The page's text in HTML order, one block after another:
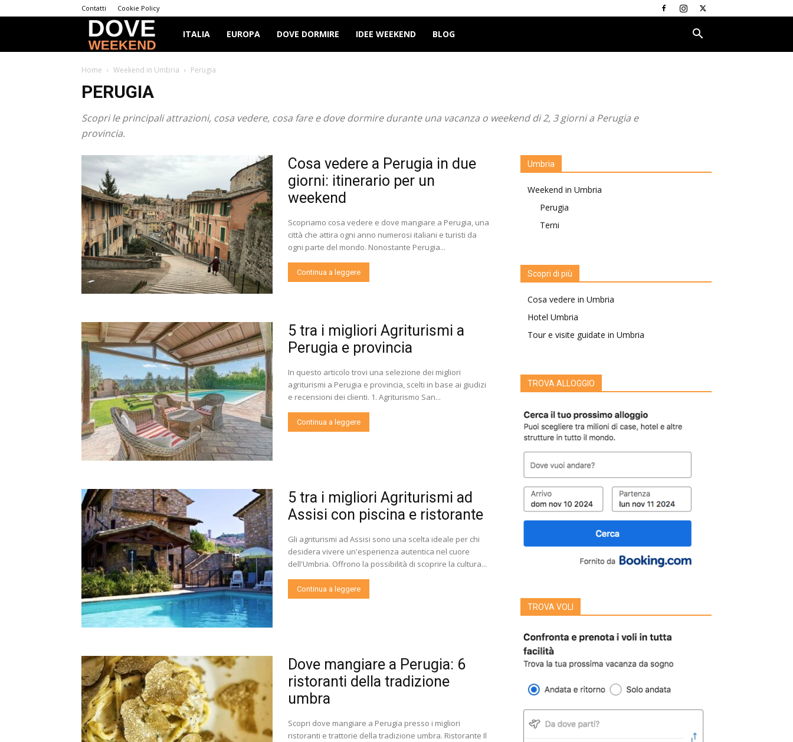
Contatti Cookie Policy
Dove
Weekend
ITALIA EUROPA DOVE DORMIRE IDEE WEEKEND BLOG
Home Weekend in Umbria Perugia
PERUGIA
Scopri le principali attrazioni, cosa vedere, cosa fare e dove dormire durante una vacanza o weekend di 2, 3 giorni a Perugia e
provincia.
Cosa vedere a Perugia in due
giorni: itinerario per un
weekend
Scopriamo cosa vedere e dove mangiare a Perugia, una
città che attira ogni anno numerosi italiani e turisti da
ogni parte del mondo. Nonostante Perugia...
Continua a leggere
5 tra i migliori Agriturismi a
Perugia e provincia
In questo articolo trovi una selezione dei migliori
agriturismi a Perugia e provincia, scelti in base ai giudizi
e recensioni dei clienti. 1. Agriturismo San...
Continua a leggere
5 tra i migliori Agriturismi ad
Assisi con piscina e ristorante
Gli agriturismi ad Assisi sono una scelta ideale per chi
desidera vivere un'esperienza autentica nel cuore
dell'Umbria. Offrono la possibilità di scoprire la cultura...
Continua a leggere
Dove mangiare a Perugia: 6
ristoranti della tradizione
umbra
Scopri dove mangiare a Perugia presso i migliori
ristoranti e trattorie della tradizione umbra. Ristorante Il
Umbria
Weekend in Umbria
Perugia
Terni
Scopri di più
Cosa vedere in Umbria
Hotel Umbria
Tour e visite guidate in Umbria
TROVA ALLOGGIO
TROVA VOLI